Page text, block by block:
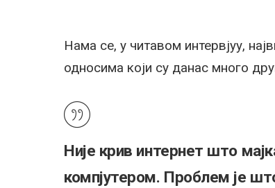
Нама се, у читавом интервјуу,
односима који су данас много
Није крив интернет што
компјутером. Проблем је